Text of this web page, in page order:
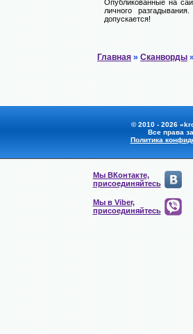
Опубликованные на
личного
допускается!
Главная » Сканворды
© 2010 - 2026
Все права
Политика
Мы ВКонтакте,
присоединяйтесь
Мы в Viber,
присоединяйтесь